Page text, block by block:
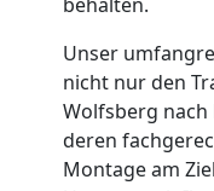
Unser
nicht nur den
Wolfsberg
deren
Montage am
Wolfsberg